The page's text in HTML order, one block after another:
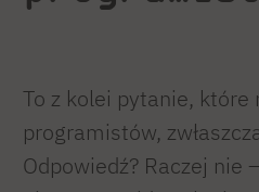
To z kolei pytanie, które
programistów,
Odpowiedź? Raczej nie